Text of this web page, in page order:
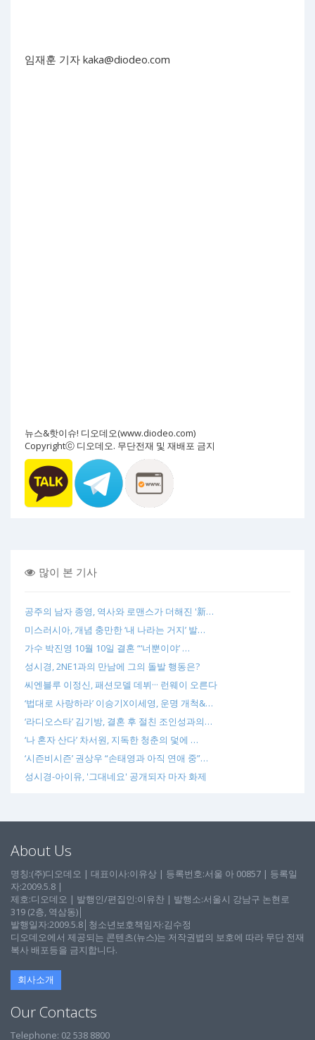
임재훈 기자 kaka@diodeo.com
뉴스&핫이슈! 디오데오(www.diodeo.com)
Copyrightⓒ 디오데오. 무단전재 및 재배포 금지
많이 본 기사
공주의 남자 종영, 역사와 로맨스가 더해진 '新…
미스러시아, 개념 충만한 ‘내 나라는 거지’ 발…
가수 박진영 10월 10일 결혼 “‘너뿐이야’ …
성시경, 2NE1과의 만남에 그의 돌발 행동은?
씨엔블루 이정신, 패션모델 데뷔··· 런웨이 오른다
‘법대로 사랑하라’ 이승기X이세영, 운명 개척&…
‘라디오스타’ 김기방, 결혼 후 절친 조인성과의…
‘나 혼자 산다’ 차서원, 지독한 청춘의 덫에 …
‘시즌비시즌’ 권상우 “손태영과 아직 연애 중”…
성시경-아이유, '그대네요' 공개되자 마자 화제
About Us
명칭:(주)디오데오 | 대표이사:이유상 | 등록번호:서울 아 00857 | 등록일
자:2009.5.8 |
제호:디오데오 | 발행인/편집인:이유찬 | 발행소:서울시 강남구 논현로
319 (2층, 역삼동)│
발행일자:2009.5.8│청소년보호책임자:김수정
디오데오에서 제공되는 콘텐츠(뉴스)는 저작권법의 보호에 따라 무단 전재
복사 배포등을 금지합니다.
회사소개
Our Contacts
Telephone: 02 538 8800